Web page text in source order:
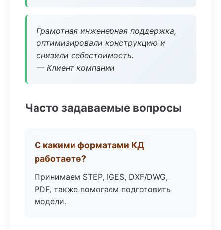
Грамотная инженерная поддержка,
оптимизировали конструкцию и
снизили себестоимость.
— Клиент компании
Часто задаваемые вопросы
С какими форматами КД
работаете?
Принимаем STEP, IGES, DXF/DWG,
PDF, также помогаем подготовить
модели.